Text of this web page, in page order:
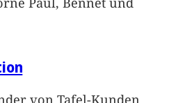
von Tafel-Kunden